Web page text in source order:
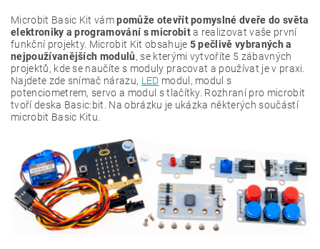
Microbit Basic Kit vámpomůže otevřít pomyslné dveře do světa
elektroniky a programování s microbita realizovat vaše první
funkční projekty. Microbit Kit obsahuje 5 pečlivě vybraných a
nejpoužívanějších modulů, se kterými vytvoříte 5 zábavných
projektů, kde se naučíte s moduly pracovat a používat je v praxi.
Najdete zde snímač nárazu, LED modul, modul s
potenciometrem, servo a modul s tlačítky. Rozhraní pro microbit
tvoří deska Basic:bit. Na obrázku je ukázka některých součástí
microbit Basic Kitu.